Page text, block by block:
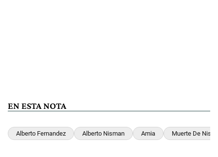
EN ESTA NOTA
Alberto Fernandez Alberto Nisman Amia Muerte De